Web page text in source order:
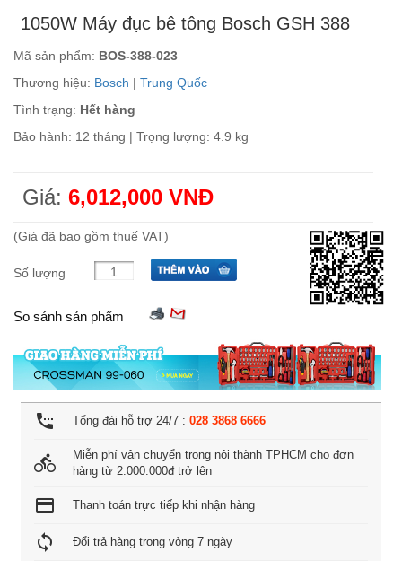
1050W Máy đục bê tông Bosch GSH 388
Mã sản phẩm: BOS-388-023
Thương hiệu: Bosch | Trung Quốc
Tình trạng: Hết hàng
Bảo hành: 12 tháng | Trọng lượng: 4.9 kg
Giá: 6,012,000 VNĐ
(Giá đã bao gồm thuế VAT)
Số lượng
So sánh sản phẩm
settings_phone Tổng đài hỗ trợ 24/7 : 028 3868 6666
directions_bike
Miễn phí vận chuyển trong nội thành TPHCM cho đơn
hàng từ 2.000.000đ trở lên
credit_card Thanh toán trực tiếp khi nhận hàng
loop Đổi trả hàng trong vòng 7 ngày